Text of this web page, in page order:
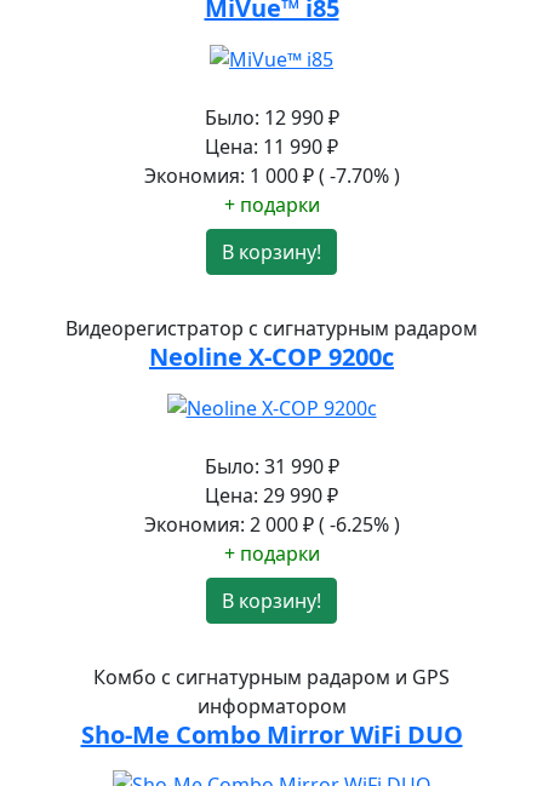
MiVue™ i85
Было: 12 990 ₽
Цена: 11 990₽
Экономия: 1 000 ₽ ( -7.70% )
+ подарки
В корзину!
Видеорегистратор с сигнатурным радаром
Neoline X-COP 9200c
Было: 31 990 ₽
Цена: 29 990₽
Экономия: 2 000 ₽ ( -6.25% )
+ подарки
В корзину!
Комбо с сигнатурным радаром и GPS
информатором
Sho-Me Combo Mirror WiFi DUO